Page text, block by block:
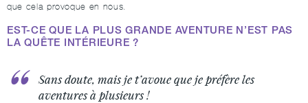
que cela provoque en nous.
EST-CE QUE LA PLUS GRANDE AVENTURE N’EST PAS
LA QUÊTE INTÉRIEURE ?
Sans doute, mais je t’avoue que je préfère les
aventures à plusieurs !